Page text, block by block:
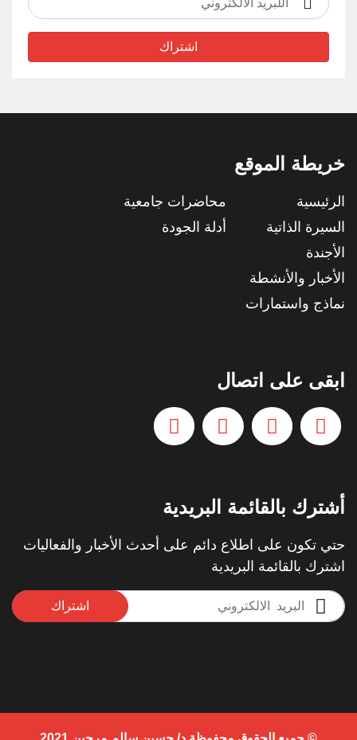
اشتراك
خريطة الموقع
الرئيسية
السيرة الذاتية
الأجندة
الأخبار والأنشطة
نماذج واستمارات
محاضرات جامعية
أدلة الجودة
ابقى على اتصال
أشترك بالقائمة البريدية
حتي تكون على اطلاع دائم على أحدث الأخبار والفعاليات
اشترك بالقائمة البريدية
اشتراك